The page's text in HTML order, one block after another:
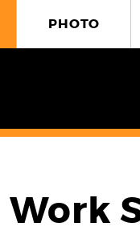
PHOTO
Work